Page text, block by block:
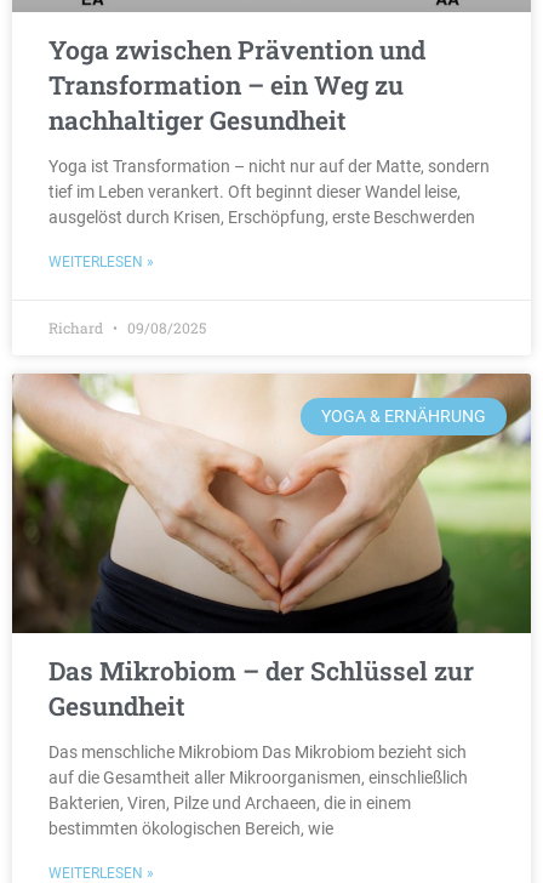
Yoga zwischen Prävention und
Transformation – ein Weg zu
nachhaltiger Gesundheit
Yoga ist Transformation – nicht nur auf der Matte, sondern
tief im Leben verankert. Oft beginnt dieser Wandel leise,
ausgelöst durch Krisen, Erschöpfung, erste Beschwerden
WEITERLESEN »
Richard 09/08/2025
YOGA & ERNÄHRUNG
Das Mikrobiom – der Schlüssel zur
Gesundheit
Das menschliche Mikrobiom Das Mikrobiom bezieht sich
auf die Gesamtheit aller Mikroorganismen, einschließlich
Bakterien, Viren, Pilze und Archaeen, die in einem
bestimmten ökologischen Bereich, wie
WEITERLESEN »